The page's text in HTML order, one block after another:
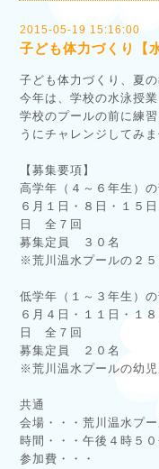
2015-05-19 15:16:00
子ども体力づくり【
子ども体力づくり、夏
今年は、学校の水泳授
学校のプールの前に練
うにチャレンジしてみま
【募集要項】
高学年（４～６年生）
６月１日・８日・１５
日 全７回
募集定員 ３０名
※荒川温水プールの２
低学年（１～３年生）
６月４日・１１日・１
日 全７回
募集定員 ２０名
※荒川温水プールの幼
共通
会場・・・荒川温水プ
時間・・・午後４時５
参加費・・・